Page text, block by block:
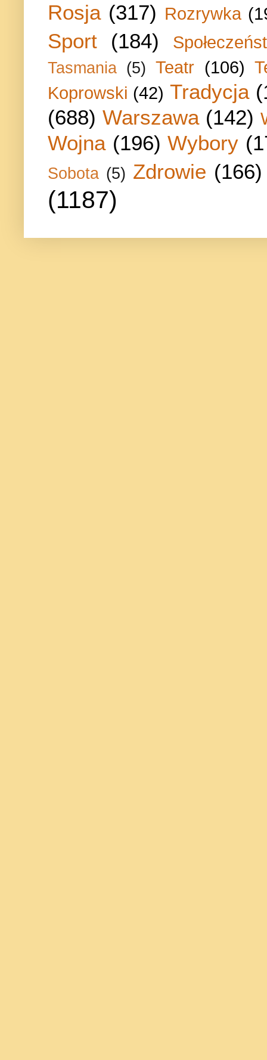
Rosja (317) Rozrywka
Sport (184)
Tasmania (5) Teatr (106)
Koprowski (42) Tradycja
(688) Warszawa (142)
Wojna (196) Wybory
Sobota (5) Zdrowie (166)
(1187)